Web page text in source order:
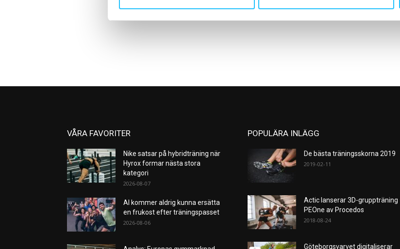
VÅRA FAVORITER
Nike satsar på hybridträning när
Hyrox formar nästa stora
kategori
2026-08-07
AI kommer aldrig kunna ersätta
en frukost efter träningspasset
2026-08-06
POPULÄRA INLÄGG
De bästa träningsskorna 2019
2019-02-11
Actic lanserar 3D-gruppträning
PEOne av Procedos
2018-08-24
Göteborgsvarvet digitaliserar